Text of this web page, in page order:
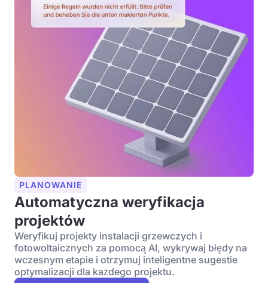
PLANOWANIE
Automatyczna weryfikacja
projektów
Weryfikuj projekty instalacji grzewczych i
fotowoltaicznych za pomocą AI, wykrywaj błędy na
wczesnym etapie i otrzymuj inteligentne sugestie
optymalizacji dla każdego projektu.